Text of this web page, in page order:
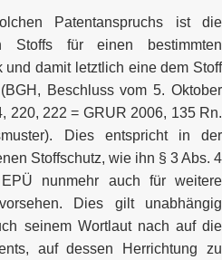
Patentanspruchs ist die
Stoffs für einen bestimmten
damit letztlich eine dem Stoff
Beschluss vom 5. Oktober
220, 222 = GRUR 2006, 135 Rn.
Dies entspricht in der
Stoffschutz, wie ihn § 3 Abs. 4
nunmehr auch für weitere
Dies gilt unabhängig
seinem Wortlaut nach auf die
auf dessen Herrichtung zu